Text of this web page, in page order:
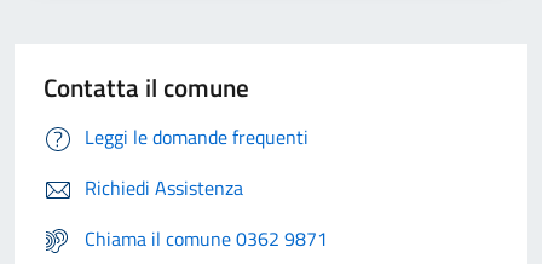
Contatta il comune
Leggi le domande frequenti
Richiedi Assistenza
Chiama il comune 0362 9871